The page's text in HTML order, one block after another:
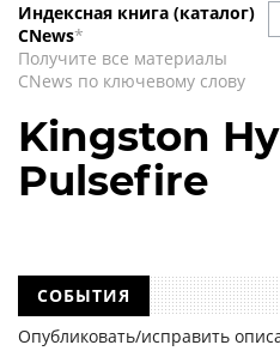
Индексная книга (каталог)
CNews*
Получите все материалы
CNews по ключевому слову
Kingston
Pulsefire
СОБЫТИЯ
Опубликовать/исправить